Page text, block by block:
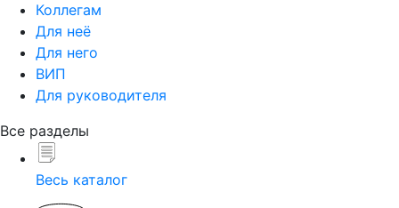
Коллегам
Для неё
Для него
ВИП
Для руководителя
Все разделы
Весь каталог